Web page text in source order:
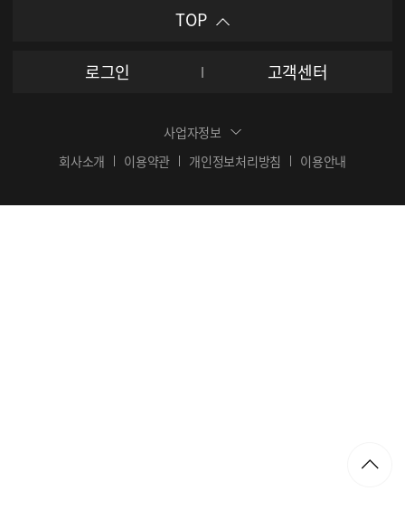
TOP
로그인 고객센터
사업자정보
회사소개
이용약관 개인정보처리방침 이용안내